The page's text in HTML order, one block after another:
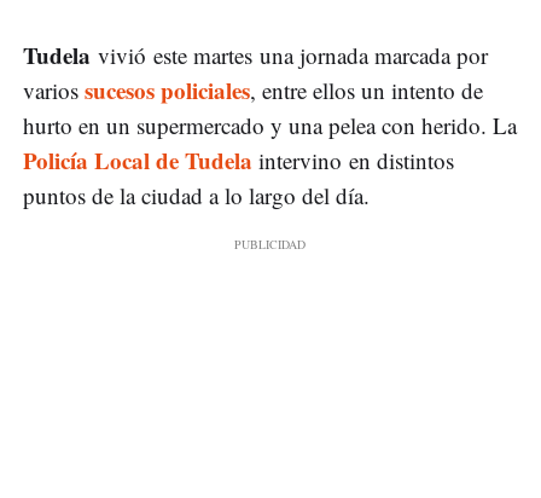
Tudela vivió este martes una jornada marcada por
varios sucesos policiales, entre ellos un intento de
hurto en un supermercado y una pelea con herido. La
Policía Local de Tudela intervino en distintos
puntos de la ciudad a lo largo del día.